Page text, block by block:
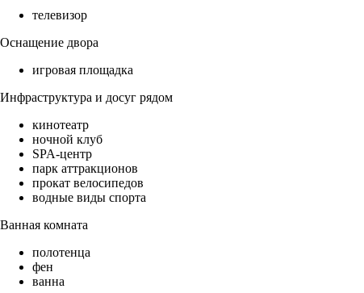
телевизор
Оснащение двора
игровая площадка
Инфраструктура и досуг рядом
кинотеатр
ночной клуб
SPA-центр
парк аттракционов
прокат велосипедов
водные виды спорта
Ванная комната
полотенца
фен
ванна